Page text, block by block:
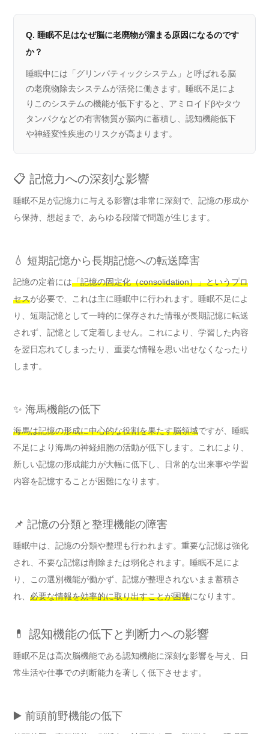
Q. 睡眠不足はなぜ脳に老廃物が溜まる原因になるのです
か？
睡眠中には「グリンパティックシステム」と呼ばれる脳
の老廃物除去システムが活発に働きます。睡眠不足によ
りこのシステムの機能が低下すると、アミロイドβやタウ
タンパクなどの有害物質が脳内に蓄積し、認知機能低下
や神経変性疾患のリスクが高まります。
📋 記憶力への深刻な影響
睡眠不足が記憶力に与える影響は非常に深刻で、記憶の形成か
ら保持、想起まで、あらゆる段階で問題が生じます。
💧 短期記憶から長期記憶への転送障害
記憶の定着には「記憶の固定化（consolidation）」というプロ
セスが必要で、これは主に睡眠中に行われます。睡眠不足によ
り、短期記憶として一時的に保存された情報が長期記憶に転送
されず、記憶として定着しません。これにより、学習した内容
を翌日忘れてしまったり、重要な情報を思い出せなくなったり
します。
✨ 海馬機能の低下
海馬は記憶の形成に中心的な役割を果たす脳領域ですが、睡眠
不足により海馬の神経細胞の活動が低下します。これにより、
新しい記憶の形成能力が大幅に低下し、日常的な出来事や学習
内容を記憶することが困難になります。
📌 記憶の分類と整理機能の障害
睡眠中は、記憶の分類や整理も行われます。重要な記憶は強化
され、不要な記憶は削除または弱化されます。睡眠不足によ
り、この選別機能が働かず、記憶が整理されないまま蓄積さ
れ、 必要な情報を効率的に取り出すことが困難になります。
💊 認知機能の低下と判断力への影響
睡眠不足は高次脳機能である認知機能に深刻な影響を与え、日
常生活や仕事での判断能力を著しく低下させます。
▶️ 前頭前野機能の低下